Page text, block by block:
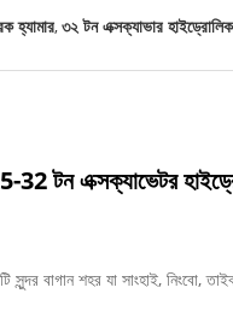
হ্যামার,৩২ টন এক্সক্যাভার
32 টন এক্সক্যাভেটর
সুন্দর বাগান শহর যা সাংহাই,